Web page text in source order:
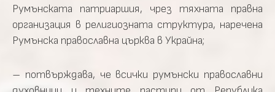
Румънската патриаршия, чрез тяхната правна
организация в религиозната структура, наречена
Румънска православна църква в Украйна;
– потвърждава, че всички румънски православни